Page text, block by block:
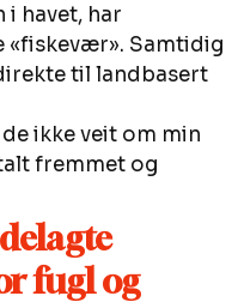
i havet, har
«fiskevær». Samtidig
til landbasert
ikke veit om min
fremmet og
fugl og